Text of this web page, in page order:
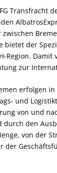
Transfracht
bietet der
Region.
zur
erfolgen
und
von und
den
von der
der